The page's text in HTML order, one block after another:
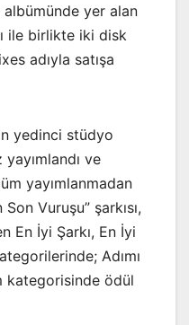
yer alan
ile birlikte iki disk
adıyla satışa
yedinci stüdyo
yayımlandı ve
yayımlanmadan
Vuruşu” şarkısı,
En İyi Şarkı, En İyi
Adımı
kategorisinde ödül